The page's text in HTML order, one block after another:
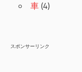
車 (4)
スポンサーリンク